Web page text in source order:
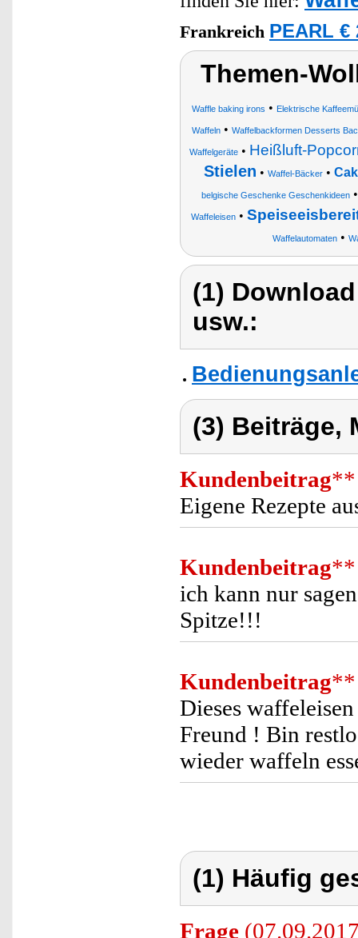
Frankreich PEARL €
Themen-
Waffle baking irons • Elektrische
Waffeln• Waffelbackformen Desserts
Waffelgeräte • Heißluft-
Stielen • Waffel-Bäcker •
belgische Geschenke Geschenkideen
Waffeleisen •
Waffelautomaten•
(1)
usw.:
(3) Beiträge,
Kundenbeitrag**
Eigene Rezepte
Kundenbeitrag**
ich kann nur
Spitze!!!
Kundenbeitrag**
Dieses
Freund ! Bin
wieder waffeln
(1) Häufig
Frage